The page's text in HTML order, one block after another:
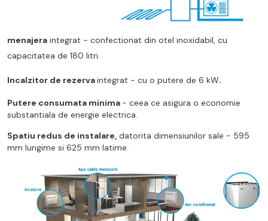
menajera integrat - confectionat din otel inoxidabil, cu
capacitatea de 180 litri.
Incalzitor de rezervaintegrat - cu o putere de 6 kW.
Putere consumata minima - ceea ce asigura o economie
substantiala de energie electrica.
Spatiu redus de instalare, datorita dimensiunilor sale - 595
mm lungime si 625 mm latime.